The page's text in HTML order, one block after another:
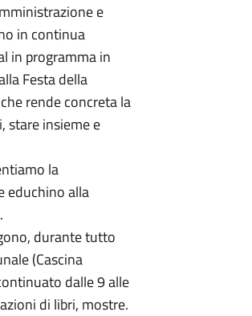
e
in continua
in programma in
Festa della
rende concreta la
stare insieme e
la
educhino alla
durante tutto
(Cascina
dalle 9 alle
di libri, mostre.